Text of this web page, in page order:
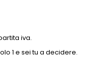
iva.
1 e sei tu a decidere.